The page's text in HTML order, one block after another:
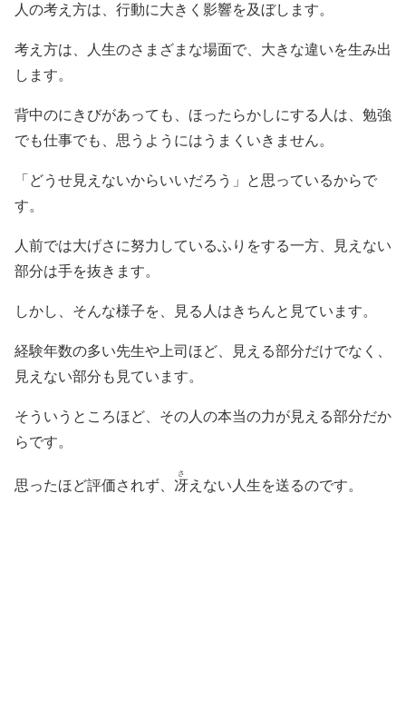
人の考え方は、行動に大きく影響を及ぼします。
考え方は、人生のさまざまな場面で、大きな違いを生み出
します。
背中のにきびがあっても、ほったらかしにする人は、勉強
でも仕事でも、思うようにはうまくいきません。
「どうせ見えないからいいだろう」と思っているからで
す。
人前では大げさに努力しているふりをする一方、見えない
部分は手を抜きます。
しかし、そんな様子を、見る人はきちんと見ています。
経験年数の多い先生や上司ほど、見える部分だけでなく、
見えない部分も見ています。
そういうところほど、その人の本当の力が見える部分だか
らです。
思ったほど評価されず、 冴
さ
えない人生を送るのです。